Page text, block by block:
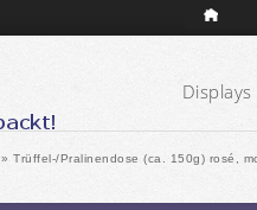
Displays
»Trüffel-/Pralinendose (ca. 150g) rosé,